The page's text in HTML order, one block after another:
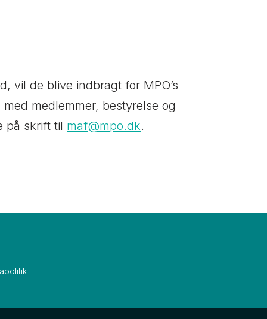
vil de blive indbragt for MPO’s
medlemmer, bestyrelse og
på skrift til maf@mpo.dk.